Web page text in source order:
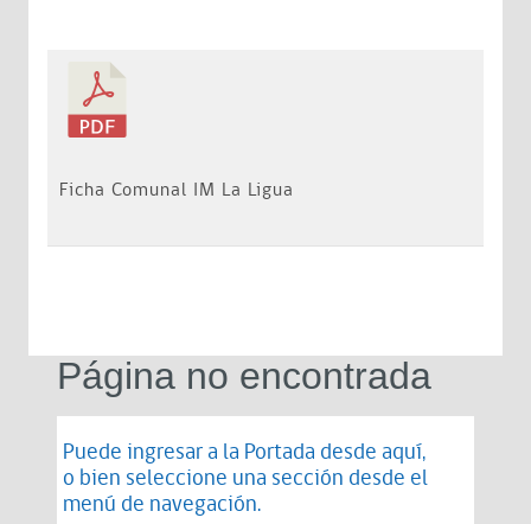
Ficha Comunal IM La Ligua
Página no encontrada
Puede ingresar a la Portada desde aquí,
o bien seleccione una sección desde el
menú de navegación.